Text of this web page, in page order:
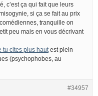
c’est ça qui fait que leurs
si ça se fait au prix
tranquille on
peu mais en vous décrivant
tu cites plus haut est plein
(psychophobes, au
#34957